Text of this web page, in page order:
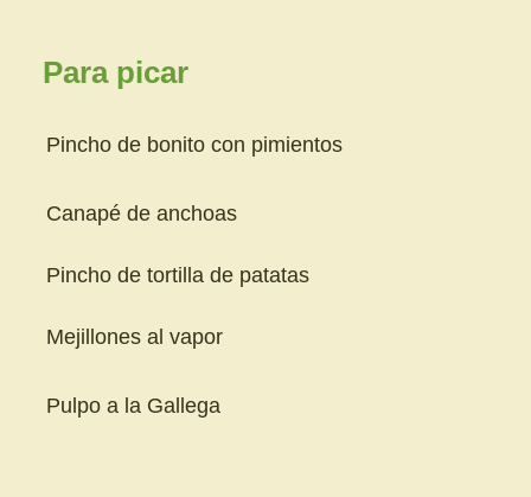
Para picar
Pincho de bonito con pimientos
Canapé de anchoas
Pincho de tortilla de patatas
Mejillones al vapor
Pulpo a la Gallega